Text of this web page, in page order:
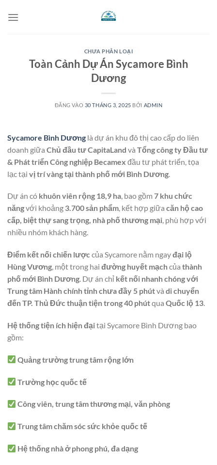
qua
CHƯA PHÂN LOẠI
Toàn Cảnh Dự Án Sycamore Bình
Dương
ĐĂNG VÀO 30 THÁNG 3, 2025 BỞI ADMIN
Sycamore Bình Dương là dự án khu đô thị cao cấp do liên
doanh giữa Chủ đầu tư CapitaLand và Tổng công ty Đầu tư
& Phát triển Công nghiệp Becamex đầu tư phát triển, tọa
lạc tại vị trí vàng tại thành phố mới Bình Dương
Dự án có khuôn viên rộng 18,9 ha, bao gồm 7 khu chức
năngvới khoảng 3.700 sản phẩm, kết hợp giữa căn hộ cao
cấp, biệt thự sang trọng, nhà phố thương mại, phù hợp với
nhiều nhóm khách hàng.
Điểm kết nối chiến lượccủa Sycamore nằm ngayđại lộ
Hùng Vương, một trong hai đường huyết mạchcủa thành
phố mới Bình Dương. Dự án chỉ kết nối nhanh chóng với
Trung tâm Hành chính tỉnh chưa đầy 5 phútvà di chuyển
đến TP. Thủ Đức thuận tiện trong 40 phútqua Quốc lộ 13.
Hệ thống tiện ích hiện đạitại Sycamore Bình Dương bao
gồm:
Quảng trường trung tâm rộng lớn
Trường học quốc tế
Công viên, trung tâm thương mại, văn phòng
Trung tâm chăm sóc sức khỏe quốc tế
Hệ thống nhà ở phong phú, đa dạng